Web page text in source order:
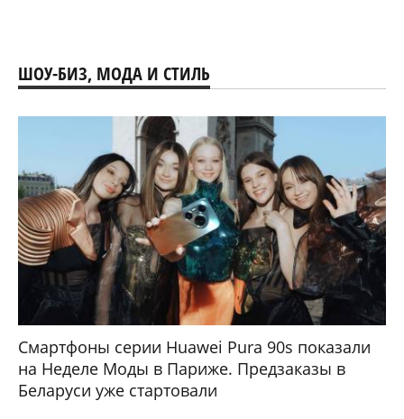
ШОУ-БИЗ, МОДА И СТИЛЬ
Смартфоны серии Huawei Pura 90s показали
на Неделе Моды в Париже. Предзаказы в
Беларуси уже стартовали